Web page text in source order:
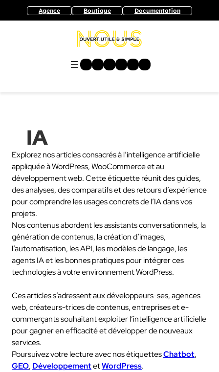
Agence Boutique Documentation
LinkedIn
Facebook
Instagram
WordPress
Youtube
Pinterest
IA
Explorez nos articles consacrés à l’intelligence artificielle
appliquée à WordPress, WooCommerce et au
développement web. Cette étiquette réunit des guides,
des analyses, des comparatifs et des retours d’expérience
pour comprendre les usages concrets de l’IA dans vos
projets.
Nos contenus abordent les assistants conversationnels, la
génération de contenus, la création d’images,
l’automatisation, les API, les modèles de langage, les
agents IA et les bonnes pratiques pour intégrer ces
technologies à votre environnement WordPress.
Ces articles s’adressent aux développeurs-ses, agences
web, créateurs-trices de contenus, entreprises et e-
commerçants souhaitant exploiter l’intelligence artificielle
pour gagner en efficacité et développer de nouveaux
services.
Poursuivez votre lecture avec nos étiquettesChatbot,
GEO, DéveloppementetWordPress.